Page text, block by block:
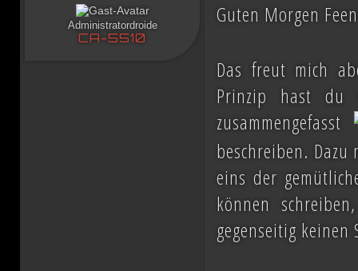
Administratordroide
CA-5510
Guten Morgen
Das freut mich
Prinzip hast du
zusammengefasst
beschreiben.
eins der
können
gegenseitig keinen